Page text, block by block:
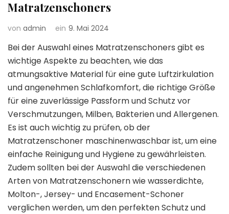
Matratzenschoners
von admin ein 9. Mai 2024
Bei der Auswahl eines Matratzenschoners gibt es
wichtige Aspekte zu beachten, wie das
atmungsaktive Material für eine gute Luftzirkulation
und angenehmen Schlafkomfort, die richtige Größe
für eine zuverlässige Passform und Schutz vor
Verschmutzungen, Milben, Bakterien und Allergenen.
Es ist auch wichtig zu prüfen, ob der
Matratzenschoner maschinenwaschbar ist, um eine
einfache Reinigung und Hygiene zu gewährleisten.
Zudem sollten bei der Auswahl die verschiedenen
Arten von Matratzenschonern wie wasserdichte,
Molton-, Jersey- und Encasement-Schoner
verglichen werden, um den perfekten Schutz und